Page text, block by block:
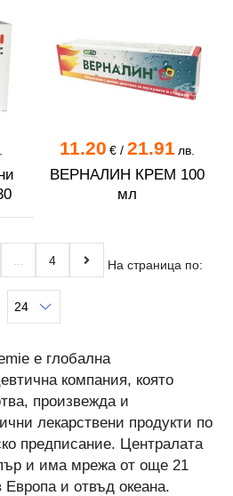
11.20 € / 21.91лв.
ВЕРНАЛИН КРЕМ 100
мл
4 На страница по:
е глобална
компания, която
произвежда и
лекарствени продукти по
предписание. Централата
и има мрежа от още 21
и отвъд океана.